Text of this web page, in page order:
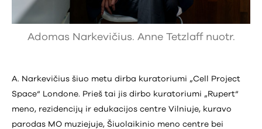
Adomas Narkevičius. Anne Tetzlaff nuotr.
A. Narkevičius šiuo metu dirba kuratoriumi „Cell Project
Space“ Londone. Prieš tai jis dirbo kuratoriumi „Rupert“
meno, rezidencijų ir edukacijos centre Vilniuje, kuravo
parodas MO muziejuje, Šiuolaikinio meno centre bei